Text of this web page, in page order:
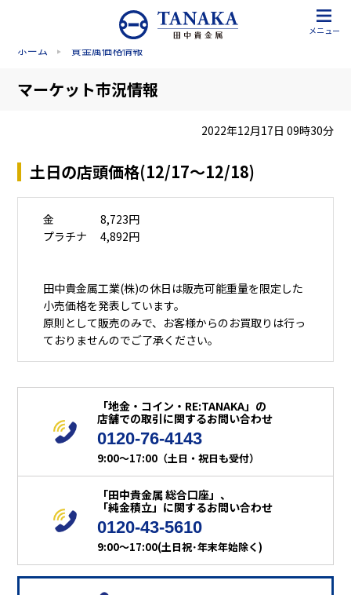
メニュー
ホーム 貴金属価格情報
マーケット市況情報
2022年12月17日 09時30分
土日の店頭価格(12/17～12/18)
金 8,723円
プラチナ 4,892円
田中貴金属工業(株)の休日は販売可能重量を限定した
小売価格を発表しています。
原則として販売のみで、お客様からのお買取りは行っ
ておりませんのでご了承ください。
「地金・コイン・RE:TANAKA」の
店舗での取引に関するお問い合わせ
0120-76-4143
9:00～17:00（土日・祝日も受付）
「田中貴金属 総合口座」、
「純金積立」に関するお問い合わせ
0120-43-5610
9:00～17:00(土日祝･年末年始除く)